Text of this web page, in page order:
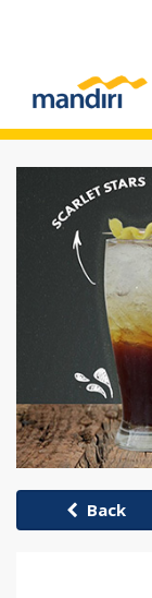
Back